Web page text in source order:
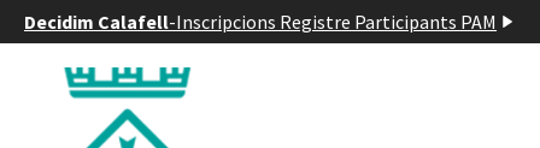
Decidim Calafell-Inscripcions Registre Participants PAM